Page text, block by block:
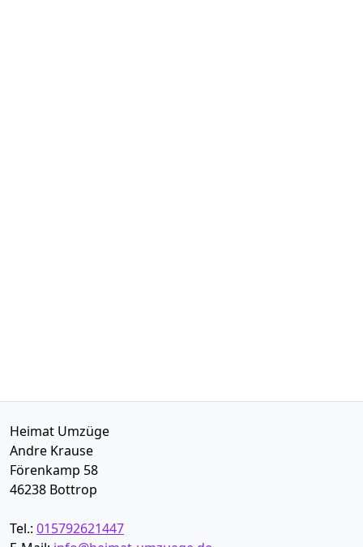
Heimat Umzüge
Andre Krause
Förenkamp 58
46238 Bottrop
Tel.: 015792621447